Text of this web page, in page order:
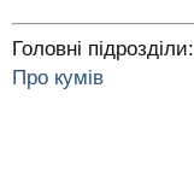
Головні підрозділи:
Про кумів